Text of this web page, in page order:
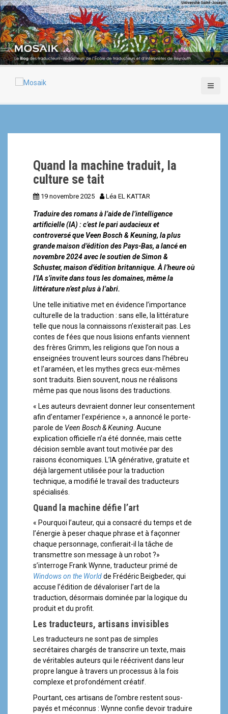
A
l
l
e
r
a
Quand la machine traduit, la
culture se tait
19 novembre 2025 Léa EL KATTAR
Traduire des romans à l’aide de l’intelligence
artificielle (IA) : c’est le pari audacieux et
controversé que Veen Bosch & Keuning, la plus
grande maison d’édition des Pays-Bas, a lancé en
novembre 2024 avec le soutien de Simon &
Schuster, maison d’édition britannique. À l’heure où
l’IA s’invite dans tous les domaines, même la
littérature n’est plus à l’abri.
Une telle initiative met en évidence l’importance
culturelle de la traduction : sans elle, la littérature
telle que nous la connaissons n’existerait pas. Les
contes de fées que nous lisions enfants viennent
des frères Grimm, les religions que l’on nous a
enseignées trouvent leurs sources dans l’hébreu
et l’araméen, et les mythes grecs eux-mêmes
sont traduits. Bien souvent, nous ne réalisons
même pas que nous lisons des traductions.
« Les auteurs devraient donner leur consentement
afin d’entamer l’expérience », a annoncé le porte-
parole de Veen Bosch & Keuning. Aucune
explication officielle n’a été donnée, mais cette
décision semble avant tout motivée par des
raisons économiques. L’IA générative, gratuite et
déjà largement utilisée pour la traduction
technique, a modifié le travail des traducteurs
spécialisés.
Quand la machine défie l’art
« Pourquoi l’auteur, qui a consacré du temps et de
l’énergie à peser chaque phrase et à façonner
chaque personnage, confierait-il la tâche de
transmettre son message à un robot ?»
s’interroge Frank Wynne, traducteur primé de
Windows on the Worldde Frédéric Beigbeder, qui
accuse l’édition de dévaloriser l’art de la
traduction, désormais dominée par la logique du
produit et du profit.
Les traducteurs, artisans invisibles
Les traducteurs ne sont pas de simples
secrétaires chargés de transcrire un texte, mais
de véritables auteurs qui le réécrivent dans leur
propre langue à travers un processus à la fois
complexe et profondément créatif.
Pourtant, ces artisans de l’ombre restent sous-
payés et méconnus : Wynne confie devoir traduire